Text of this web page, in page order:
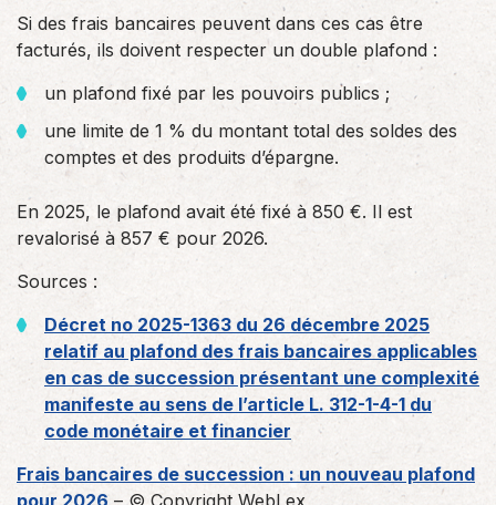
Si des frais bancaires peuvent dans ces cas être
facturés, ils doivent respecter un double plafond :
un plafond fixé par les pouvoirs publics ;
une limite de 1 % du montant total des soldes des
comptes et des produits d’épargne.
En 2025, le plafond avait été fixé à 850 €. Il est
revalorisé à 857 € pour 2026.
Sources :
Décret no 2025-1363 du 26 décembre 2025
relatif au plafond des frais bancaires applicables
en cas de succession présentant une complexité
manifeste au sens de l’article L. 312-1-4-1 du
code monétaire et financier
Frais bancaires de succession : un nouveau plafond
pour 2026 – © Copyright WebLex